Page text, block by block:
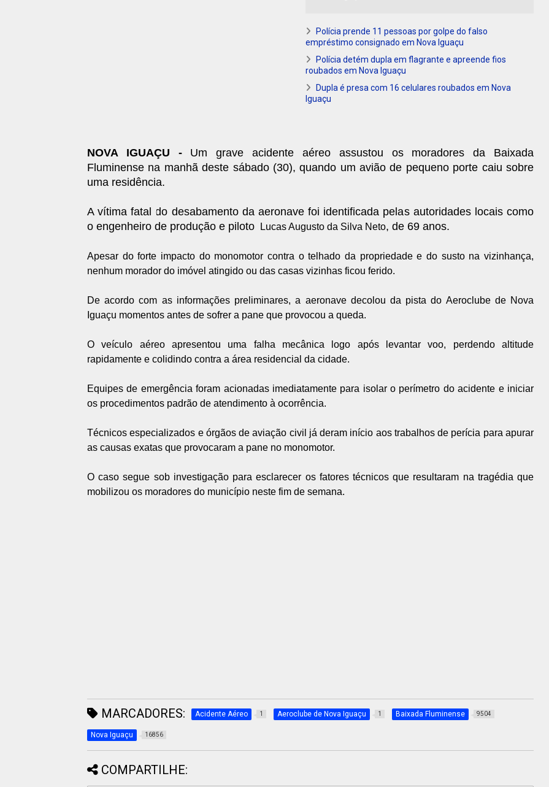
Polícia prende 11 pessoas por golpe do falso
empréstimo consignado em Nova Iguaçu
Polícia detém dupla em flagrante e apreende fios
roubados em Nova Iguaçu
Dupla é presa com 16 celulares roubados em Nova
Iguaçu
NOVA IGUAÇU - Um grave acidente aéreo assustou os moradores da Baixada
Fluminense na manhã deste sábado (30), quando um avião de pequeno porte caiu sobre
uma residência.
A vítima fatal do desabamento da aeronave foi identificada pelas autoridades locais como
o engenheiro de produção e piloto
Lucas Augusto da Silva Neto, de 69 anos.
Apesar do forte impacto do monomotor contra o telhado da propriedade e do susto na vizinhança,
nenhum morador do imóvel atingido ou das casas vizinhas ficou ferido.
De acordo com as informações preliminares, a aeronave decolou da pista do Aeroclube de Nova
Iguaçu momentos antes de sofrer a pane que provocou a queda.
O veículo aéreo apresentou uma falha mecânica logo após levantar voo, perdendo altitude
rapidamente e colidindo contra a área residencial da cidade.
Equipes de emergência foram acionadas imediatamente para isolar o perímetro do acidente e iniciar
os procedimentos padrão de atendimento à ocorrência.
Técnicos especializados e órgãos de aviação civil já deram início aos trabalhos de perícia para apurar
as causas exatas que provocaram a pane no monomotor.
O caso segue sob investigação para esclarecer os fatores técnicos que resultaram na tragédia que
mobilizou os moradores do município neste fim de semana.
MARCADORES: Acidente Aéreo 1 Aeroclube de Nova Iguaçu 1 Baixada Fluminense 9504
Nova Iguaçu 16856
COMPARTILHE: